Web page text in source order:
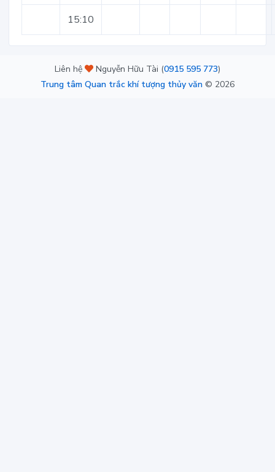
15:10
Liên hệ Nguyễn Hữu Tài (0915 595 773)
Trung tâm Quan trắc khí tượng thủy văn © 2026